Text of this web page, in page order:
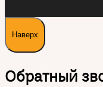
Наверх
Обратный